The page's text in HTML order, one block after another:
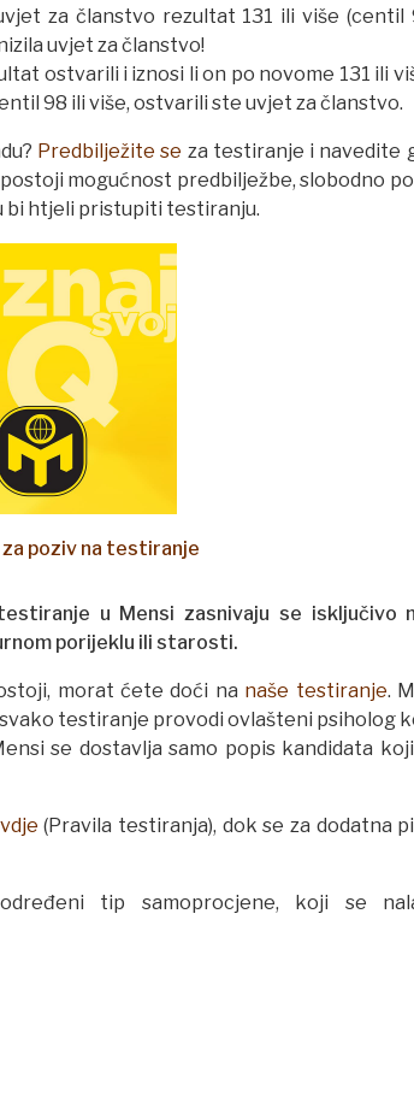
za članstvo rezultat 131 ili više (centil
uvjet za članstvo!
ostvarili i iznosi li on po novome 131 ili
98 ili više, ostvarili ste uvjet za članstvo.
Predbilježite se za testiranje i navedite
mogućnost predbilježbe, slobodno
bi htjeli pristupiti testiranju.
poziv na testiranje
u Mensi zasnivaju se isključivo
porijeklu ili starosti.
morat ćete doći na naše testiranje.
testiranje provodi ovlašteni psiholog
se dostavlja samo popis kandidata
(Pravila testiranja), dok se za dodatna
tip samoprocjene, koji se